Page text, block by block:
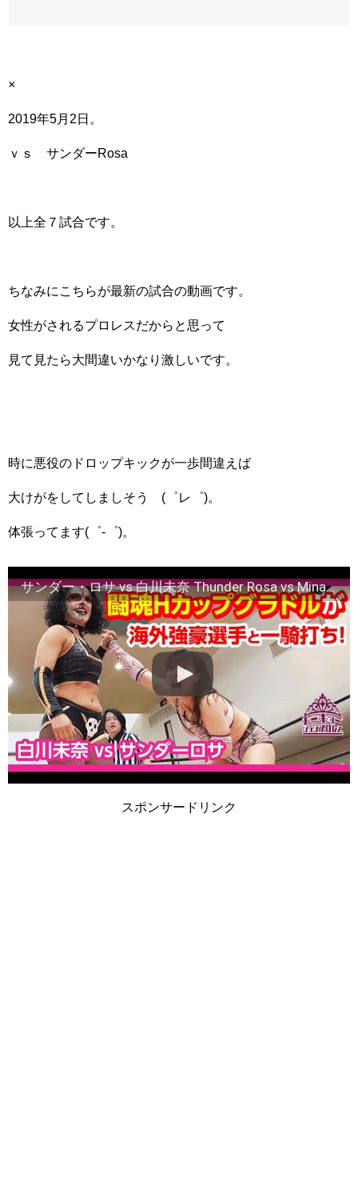
×
2019年5月2日。
ｖｓ サンダーRosa
以上全７試合です。
ちなみにこちらが最新の試合の動画です。
女性がされるプロレスだからと思って
見て見たら大間違いかなり激しいです。
時に悪役のドロップキックが一歩間違えば
大けがをしてしましそう (゜レ゜)。
体張ってます(゜-゜)。
サンダー・ロサ vs 白川未奈 Thunder Rosa vs Mina Shirakawa 2019.5.2 板橋大会
スポンサードリンク